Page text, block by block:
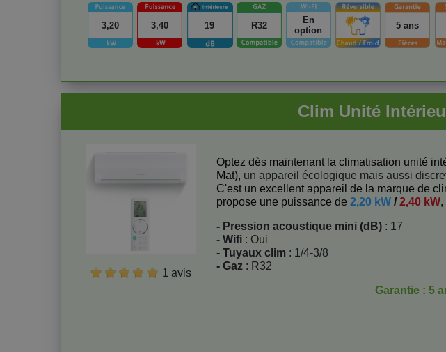
5 ans
3,20 3,40
En
option
19 R32
Clim Unité
1 avis
Optez dès maintenant la climatisation unité
Mat), un appareil écologique mais aussi
C'est un excellent appareil de la marque de
propose une puissance de 2,20 kW /2,40 kW,
- Pression acoustique mini (dB) : 17
- Wifi : Oui
- Tuyaux clim : 1/4-3/8
- Gaz : R32
Garantie : 5